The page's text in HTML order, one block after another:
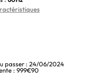
passer : 24/06/2024
: 999€90